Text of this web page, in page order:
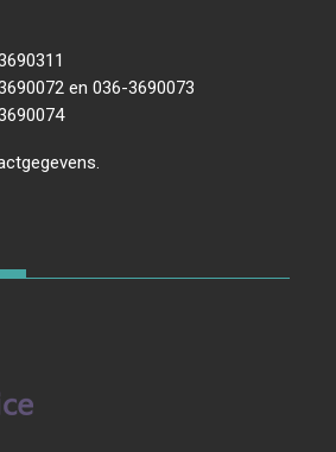
en 036-3690073